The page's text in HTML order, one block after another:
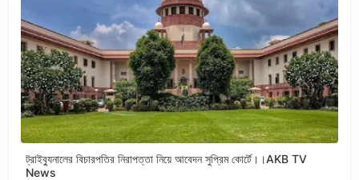
ট্রাইব্যুনালের বিচারপতির নিরাপত্তা নিয়ে আবেদন সুপ্রিম কোর্টে।।AKB TV
News